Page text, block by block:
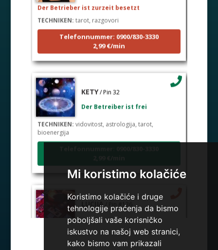
Mi koristimo kolačiće
Koristimo kolačiće i druge
tehnologije praćenja da bismo
poboljšali vaše korisničko
iskustvo na našoj web stranici,
kako bismo vam prikazali
Der Betrieber ist zurzeit besetzt
TECHNIKEN: tarot, razgovori
Telefonnummer: 0900/830-3330
2,99 €/min
KETY / Pin 32
Der Betreiber ist frei
TECHNIKEN: vidovitost, astrologija, tarot,
bioenergija
LUCIJA / Pin #136
Der Betrieber ist zurzeit besetzt
TECHNIKEN:sudbinske karte, anđeoske poruke